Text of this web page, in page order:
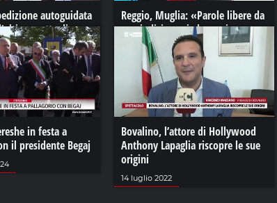
autoguidata
notte di
Reggio, Muglia: «Parole libere da
pregiudizi per rieducare i
detenuti»
27 aprile 2023
in festa a
il presidente Begaj
Bovalino, l’attore di Hollywood
Anthony Lapaglia riscopre le sue
origini
14 luglio 2022